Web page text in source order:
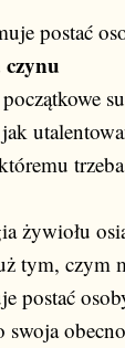
postać
czynu
żywiołu
tym, czym
postać
swoja